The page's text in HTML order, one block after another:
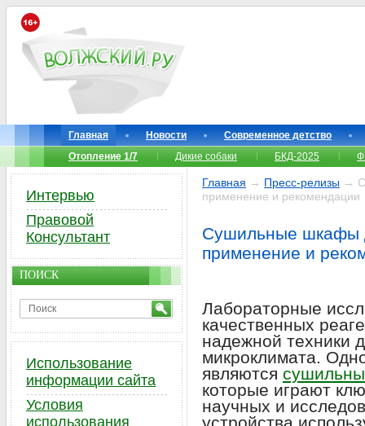
Главная Новости
Современное детство
Отопление 1/7
Дикие собаки БКД-2025
Главная → Пресс-релизы →
применение и рекомендации
Сушильные шкафы
применение и
Лабораторные
качественных
надежной техники
микроклимата.
являются
которые играют
научных и
Интервью
Правовой
Консультант
ПОИСК
Использование
информации сайта
Условия
использования